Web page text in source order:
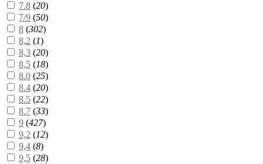
7.8 (20)
7/9 (50)
8 (302)
8,2 (1)
8,3 (20)
8,5 (18)
8.0 (25)
8.4 (20)
8.5 (22)
8.7 (33)
9 (427)
9,2 (12)
9,4 (8)
9,5 (28)